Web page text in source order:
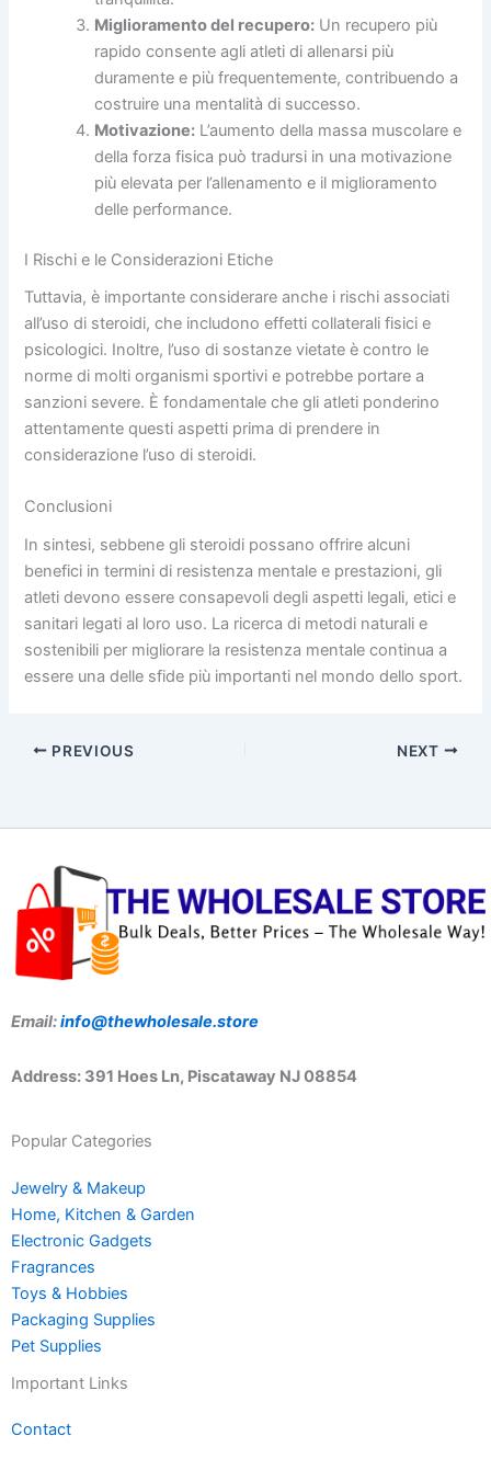
Miglioramento del recupero: Un recupero più
rapido consente agli atleti di allenarsi più
duramente e più frequentemente, contribuendo a
costruire una mentalità di successo.
Motivazione: L’aumento della massa muscolare e
della forza fisica può tradursi in una motivazione
più elevata per l’allenamento e il miglioramento
delle performance.
I Rischi e le Considerazioni Etiche
Tuttavia, è importante considerare anche i rischi associati
all’uso di steroidi, che includono effetti collaterali fisici e
psicologici. Inoltre, l’uso di sostanze vietate è contro le
norme di molti organismi sportivi e potrebbe portare a
sanzioni severe. È fondamentale che gli atleti ponderino
attentamente questi aspetti prima di prendere in
considerazione l’uso di steroidi.
Conclusioni
In sintesi, sebbene gli steroidi possano offrire alcuni
benefici in termini di resistenza mentale e prestazioni, gli
atleti devono essere consapevoli degli aspetti legali, etici e
sanitari legati al loro uso. La ricerca di metodi naturali e
sostenibili per migliorare la resistenza mentale continua a
essere una delle sfide più importanti nel mondo dello sport.
PREVIOUS NEXT
Email:info@thewholesale.store
Address: 391 Hoes Ln, Piscataway NJ 08854
Popular Categories
Jewelry & Makeup
Home, Kitchen & Garden
Electronic Gadgets
Fragrances
Toys & Hobbies
Packaging Supplies
Pet Supplies
Important Links
Contact